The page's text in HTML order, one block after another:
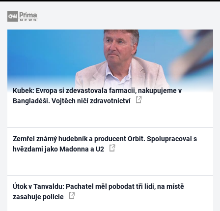
Kubek: Evropa si zdevastovala farmacii, nakupujeme v
Bangladéši. Vojtěch ničí zdravotnictví
Zemřel známý hudebník a producent Orbit. Spolupracoval s
hvězdami jako Madonna a U2
Útok v Tanvaldu: Pachatel měl pobodat tři lidi, na místě
zasahuje policie